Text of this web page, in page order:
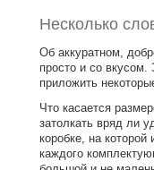
Несколько
Об аккуратном,
просто и со
приложить
Что касается
затолкать вряд ли
коробке, на
каждого